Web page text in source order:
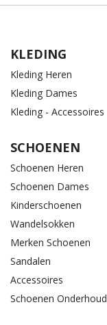
KLEDING
Kleding Heren
Kleding Dames
Kleding - Accessoires
SCHOENEN
Schoenen Heren
Schoenen Dames
Kinderschoenen
Wandelsokken
Merken Schoenen
Sandalen
Accessoires
Schoenen Onderhoud